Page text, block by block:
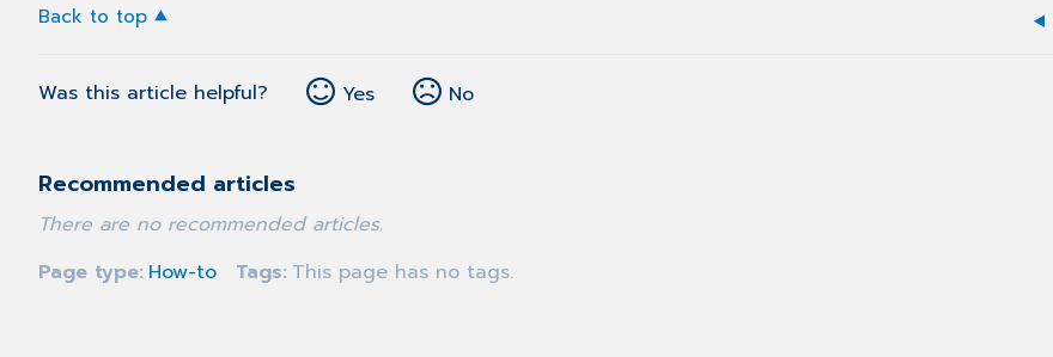
Back to top
Was this article helpful? Yes No
Recommended articles
There are no recommended articles.
Page type How-to Tags This page has no tags.